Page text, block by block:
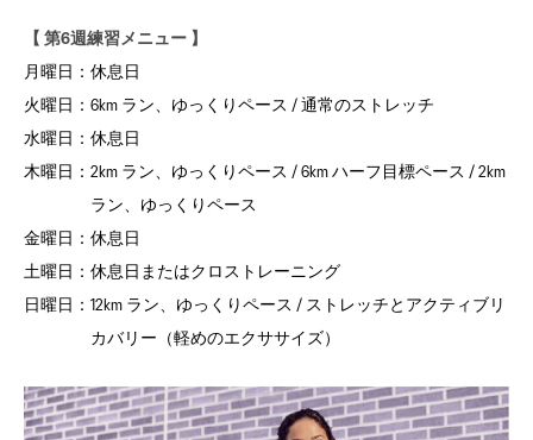
【 第6週練習メニュー 】
月曜日： 休息日
火曜日： 6km ラン、ゆっくりペース / 通常のストレッチ
水曜日： 休息日
木曜日： 2km ラン、ゆっくりペース / 6km ハーフ目標ペース / 2km
ラン、ゆっくりペース
金曜日： 休息日
土曜日： 休息日またはクロストレーニング
日曜日： 12km ラン、ゆっくりペース / ストレッチとアクティブリ
カバリー（軽めのエクササイズ）